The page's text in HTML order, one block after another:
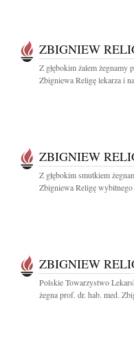
ZBIGNIEW
Z głębokim żalem żegnamy
Zbigniewa Religę lekarza i
ZBIGNIEW
Z głębokim smutkiem
Zbigniewa Religę
ZBIGNIEW
Polskie Towarzystwo
żegna prof. dr. hab. med.